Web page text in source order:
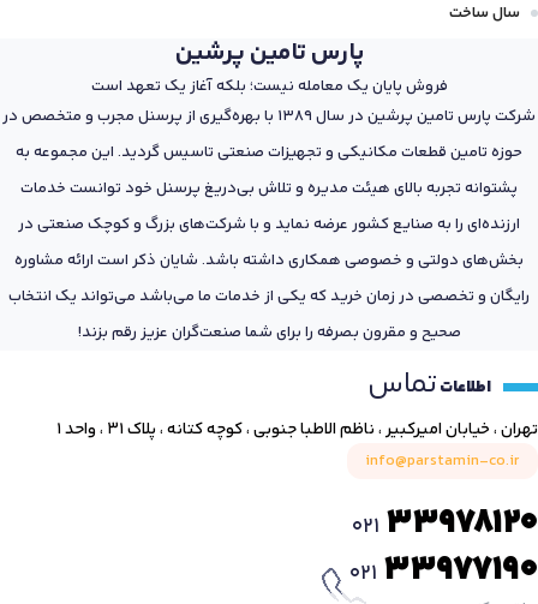
سال ساخت
پارس تامین پرشین
فروش پایان یک معامله نیست؛ بلکه آغاز یک تعهد است
شرکت پارس تامین پرشین در سال 1389 با بهره‌گیری از پرسنل مجرب و متخصص در
حوزه تامین قطعات مکانیکی و تجهیزات صنعتی تاسیس گردید. این مجموعه به
پشتوانه تجربه بالای هیئت مدیره و تلاش بی‌دریغ پرسنل خود توانست خدمات
ارزنده‌ای را به صنایع کشور عرضه نماید و با شرکت‌های بزرگ و کوچک صنعتی در
بخش‌های دولتی و خصوصی همکاری داشته باشد. شایان ذکر است ارائه مشاوره
رایگان و تخصصی در زمان خرید که یکی از خدمات ما می‌باشد می‌تواند یک انتخاب
صحیح و مقرون بصرفه را برای شما صنعت‌گران عزیز رقم بزند!
اطلاعاتتماس
تهران ، خیابان امیرکبیر ، ناظم الاطبا جنوبی ، کوچه کتانه ، پلاک ۳۱ ، واحد ۱
info@parstamin-co.ir
021 33978120
021 33977190